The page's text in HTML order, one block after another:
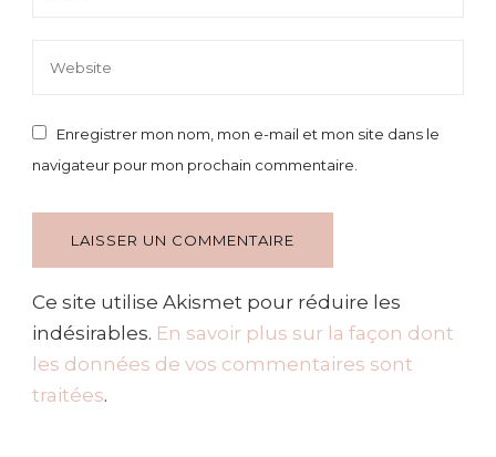
Enregistrer mon nom, mon e-mail et mon site dans le
navigateur pour mon prochain commentaire.
Ce site utilise Akismet pour réduire les
indésirables. En savoir plus sur la façon dont
les données de vos commentaires sont
traitées.